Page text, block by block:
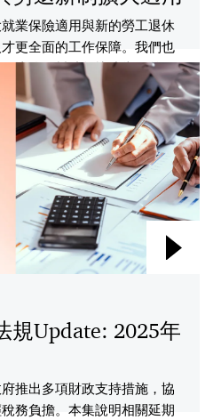
業保險適用與新的勞工退休
更全面的工作保障。我們也
比較，幫助您快速掌握差
規Update: 2025年
推出多項財政支持措施，協
務負擔。本集說明相關延期